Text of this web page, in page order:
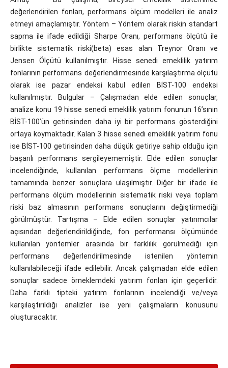
değerlendirilen fonları, performans ölçüm modelleri ile analiz
etmeyi amaçlamıştır. Yöntem – Yöntem olarak riskin standart
sapma ile ifade edildiği Sharpe Oranı, performans ölçütü ile
birlikte sistematik riski(beta) esas alan Treynor Oranı ve
Jensen Ölçütü kullanılmıştır. Hisse senedi emeklilik yatırım
fonlarının performans değerlendirmesinde karşılaştırma ölçütü
olarak ise pazar endeksi kabul edilen BİST-100 endeksi
kullanılmıştır. Bulgular – Çalışmadan elde edilen sonuçlar,
analize konu 19 hisse senedi emeklilik yatırım fonunun 16’sının
BİST-100’ün getirisinden daha iyi bir performans gösterdiğini
ortaya koymaktadır. Kalan 3 hisse senedi emeklilik yatırım fonu
ise BİST-100 getirisinden daha düşük getiriye sahip olduğu için
başarılı performans sergileyememiştir. Elde edilen sonuçlar
incelendiğinde, kullanılan performans ölçme modellerinin
tamamında benzer sonuçlara ulaşılmıştır. Diğer bir ifade ile
performans ölçüm modellerinin sistematik riski veya toplam
riski baz almasının performans sonuçlarını değiştirmediği
görülmüştür. Tartışma – Elde edilen sonuçlar yatırımcılar
açısından değerlendirildiğinde, fon performansı ölçümünde
kullanılan yöntemler arasında bir farklılık görülmediği için
performans değerlendirilmesinde istenilen yöntemin
kullanılabileceği ifade edilebilir. Ancak çalışmadan elde edilen
sonuçlar sadece örneklemdeki yatırım fonları için geçerlidir.
Daha farklı tipteki yatırım fonlarının incelendiği ve/veya
karşılaştırıldığı analizler ise yeni çalışmaların konusunu
oluşturacaktır.